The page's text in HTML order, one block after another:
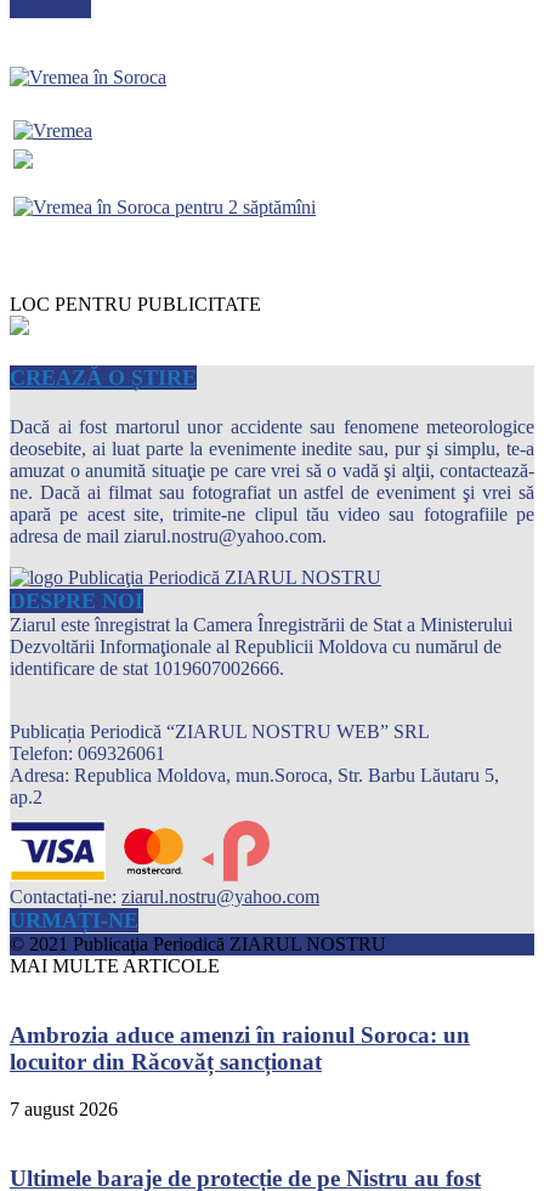
LOC PENTRU PUBLICITATE
CREAZĂ O ȘTIRE
Dacă ai fost martorul unor accidente sau fenomene meteorologice
deosebite, ai luat parte la evenimente inedite sau, pur şi simplu, te-a
amuzat o anumită situaţie pe care vrei să o vadă şi alţii, contactează-
ne. Dacă ai filmat sau fotografiat un astfel de eveniment şi vrei să
apară pe acest site, trimite-ne clipul tău video sau fotografiile pe
adresa de mail ziarul.nostru@yahoo.com.
DESPRE NOI
Ziarul este înregistrat la Camera Înregistrării de Stat a Ministerului
Dezvoltării Informaţionale al Republicii Moldova cu numărul de
identificare de stat 1019607002666.
Publicația Periodică “ZIARUL NOSTRU WEB” SRL
Telefon: 069326061
Adresa: Republica Moldova, mun.Soroca, Str. Barbu Lăutaru 5,
ap.2
Contactați-ne: ziarul.nostru@yahoo.com
URMAȚI-NE
© 2021 Publicaţia Periodică ZIARUL NOSTRU
MAI MULTE ARTICOLE
Ambrozia aduce amenzi în raionul Soroca: un
locuitor din Răcovăț sancționat
7 august 2026
Ultimele baraje de protecție de pe Nistru au fost